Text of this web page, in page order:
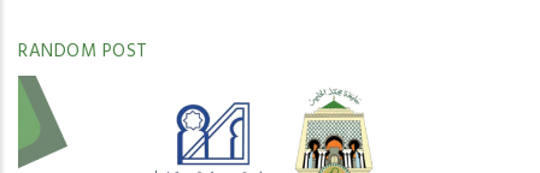
RANDOM POST